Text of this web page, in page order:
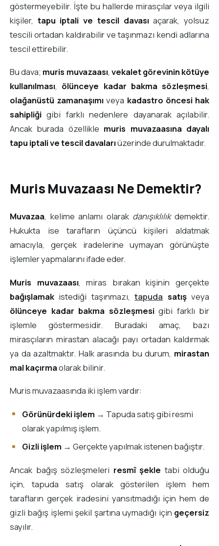
göstermeyebilir. İşte bu hallerde mirasçılar veya ilgili
kişiler, tapu iptali ve tescil davasıaçarak, yolsuz
tescili ortadan kaldırabilir ve taşınmazı kendi adlarına
tescil ettirebilir.
Bu dava; muris muvazaası, vekalet görevinin kötüye
kullanılması, ölünceye kadar bakma sözleşmesi,
olağanüstü zamanaşımı veya kadastro öncesi hak
sahipliği gibi farklı nedenlere dayanarak açılabilir.
Ancak burada özellikle muris muvazaasına dayalı
tapu iptali ve tescil davalarıüzerinde durulmaktadır.
Muris Muvazaası Ne Demektir?
Muvazaa, kelime anlamı olarak danışıklılıkdemektir.
Hukukta ise tarafların üçüncü kişileri aldatmak
amacıyla, gerçek iradelerine uymayan görünüşte
işlemler yapmalarını ifade eder.
Muris muvazaası, miras bırakan kişinin gerçekte
bağışlamak istediği taşınmazı,tapuda satışveya
ölünceye kadar bakma sözleşmesigibi farklı bir
işlemle göstermesidir. Buradaki amaç, bazı
mirasçıların mirastan alacağı payı ortadan kaldırmak
ya da azaltmaktır. Halk arasında bu durum, mirastan
mal kaçırmaolarak bilinir.
Muris muvazaasında iki işlem vardır:
Görünürdeki işlem → Tapuda satış gibi resmi
olarak yapılmış işlem.
Gizli işlem → Gerçekte yapılmak istenen bağıştır.
Ancak bağış sözleşmeleri resmî şekle tabi olduğu
için, tapuda satış olarak gösterilen işlem hem
tarafların gerçek iradesini yansıtmadığı için hem de
gizli bağış işlemi şekil şartına uymadığı için geçersiz
sayılır.